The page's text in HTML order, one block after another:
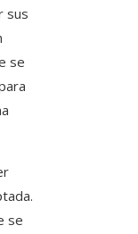
sus
se
se